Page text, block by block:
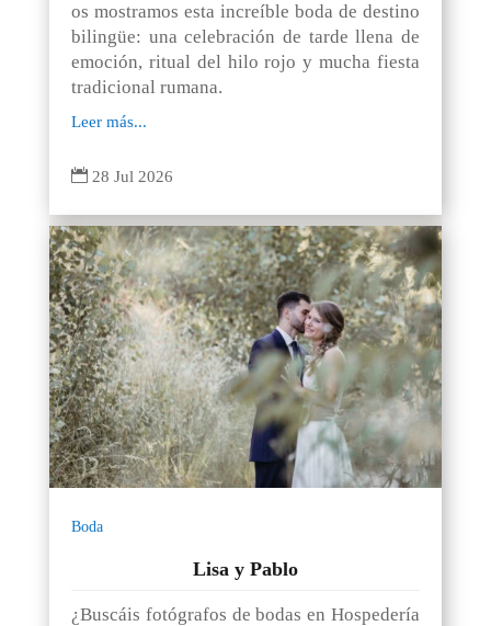
os mostramos esta increíble boda de destino
bilingüe: una celebración de tarde llena de
emoción, ritual del hilo rojo y mucha fiesta
tradicional rumana.
Leer más...
 28 Jul 2026
Boda
Lisa y Pablo
¿Buscáis fotógrafos de bodas en Hospedería